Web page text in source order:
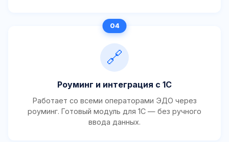
🔗
Роуминг и интеграция с 1С
Работает со всеми операторами ЭДО через
роуминг. Готовый модуль для 1С — без ручного
ввода данных.